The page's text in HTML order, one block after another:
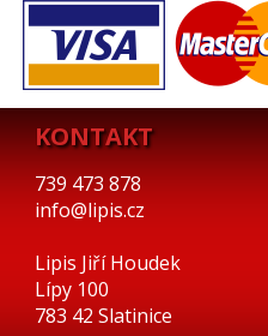
KONTAKT
739 473 878
info@lipis.cz
Lipis Jiří Houdek
Lípy 100
783 42 Slatinice